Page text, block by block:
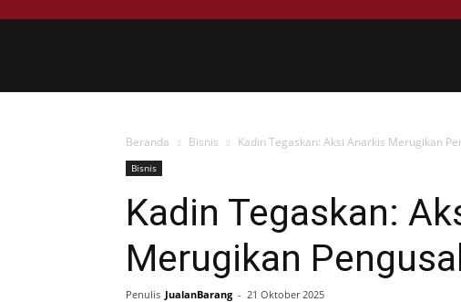
Beranda Bisnis Kadin Tegaskan: Aksi Anarkis Merugikan
Bisnis
Kadin Tegaskan:
Merugikan
Penulis JualanBarang - 21 Oktober 2025